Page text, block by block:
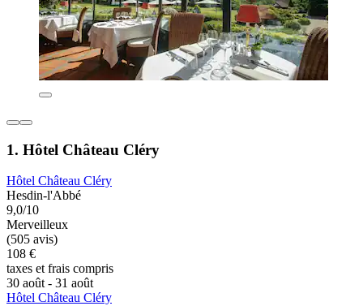
1. Hôtel Château Cléry
Hôtel Château Cléry
Hesdin-l'Abbé
9,0/10
Merveilleux
(505 avis)
108 €
taxes et frais compris
30 août - 31 août
Hôtel Château Cléry